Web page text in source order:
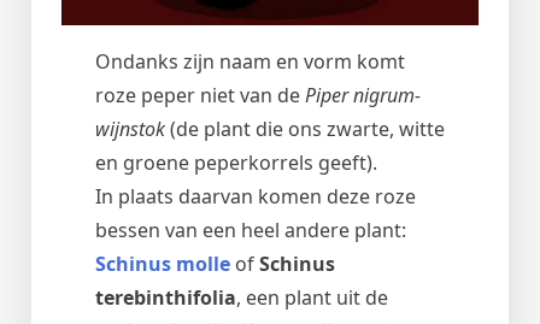
Ondanks zijn naam en vorm komt
roze peper niet van dePiper nigrum-
wijnstok(de plant die ons zwarte, witte
en groene peperkorrels geeft).
In plaats daarvan komen deze roze
bessen van een heel andere plant:
Schinus molle ofSchinus
terebinthifolia, een plant uit de